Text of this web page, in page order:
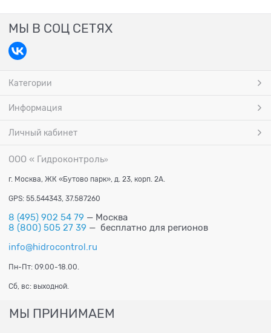
МЫ В СОЦ СЕТЯХ
Категории
Информация
Личный кабинет
ООО « Гидроконтроль»
г. Москва, ЖК «Бутово парк», д. 23, корп. 2А.
GPS: 55.544343, 37.587260
8 (495) 902 54 79 — Москва
8 (800) 505 27 39 — бесплатно для регионов
info@hidrocontrol.ru
Пн-Пт: 09.00-18.00.
Сб, вс: выходной.
МЫ ПРИНИМАЕМ